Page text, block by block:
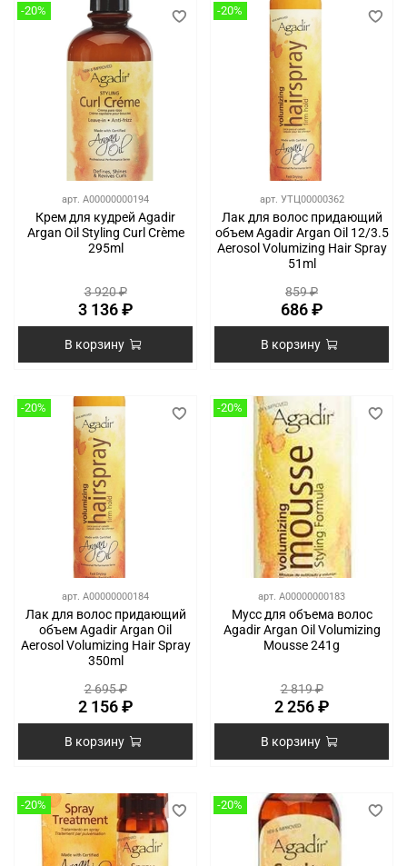
-20%
арт. A00000000194
Крем для кудрей Agadir
Argan Oil Styling Curl Crème
295ml
3 920 ₽
3 136 ₽
В корзину
-20%
арт. УТЦ00000362
Лак для волос придающий
объем Agadir Argan Oil 12/3.5
Aerosol Volumizing Hair Spray
51ml
859 ₽
686 ₽
В корзину
-20%
арт. A00000000184
Лак для волос придающий
объем Agadir Argan Oil
Aerosol Volumizing Hair Spray
350ml
2 695 ₽
2 156 ₽
В корзину
-20%
арт. A00000000183
Мусс для объема волос
Agadir Argan Oil Volumizing
Mousse 241g
2 819 ₽
2 256 ₽
В корзину
-20% -20%